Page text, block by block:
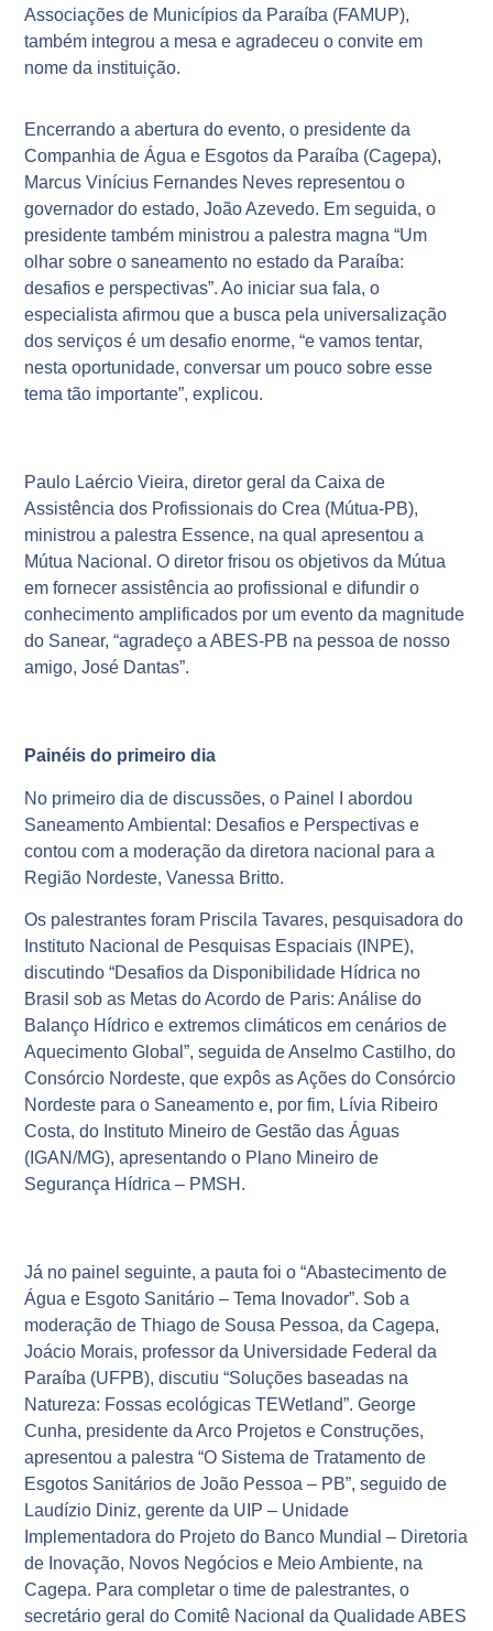
Associações de Municípios da Paraíba (FAMUP),
também integrou a mesa e agradeceu o convite em
nome da instituição.
Encerrando a abertura do evento, o presidente da
Companhia de Água e Esgotos da Paraíba (Cagepa),
Marcus Vinícius Fernandes Neves representou o
governador do estado, João Azevedo. Em seguida, o
presidente também ministrou a palestra magna “Um
olhar sobre o saneamento no estado da Paraíba:
desafios e perspectivas”. Ao iniciar sua fala, o
especialista afirmou que a busca pela universalização
dos serviços é um desafio enorme, “e vamos tentar,
nesta oportunidade, conversar um pouco sobre esse
tema tão importante”, explicou.
Paulo Laércio Vieira, diretor geral da Caixa de
Assistência dos Profissionais do Crea (Mútua-PB),
ministrou a palestra Essence, na qual apresentou a
Mútua Nacional. O diretor frisou os objetivos da Mútua
em fornecer assistência ao profissional e difundir o
conhecimento amplificados por um evento da magnitude
do Sanear, “agradeço a ABES-PB na pessoa de nosso
amigo, José Dantas”.
Painéis do primeiro dia
No primeiro dia de discussões, o Painel I abordou
Saneamento Ambiental: Desafios e Perspectivas e
contou com a moderação da diretora nacional para a
Região Nordeste, Vanessa Britto.
Os palestrantes foram Priscila Tavares, pesquisadora do
Instituto Nacional de Pesquisas Espaciais (INPE),
discutindo “Desafios da Disponibilidade Hídrica no
Brasil sob as Metas do Acordo de Paris: Análise do
Balanço Hídrico e extremos climáticos em cenários de
Aquecimento Global”, seguida de Anselmo Castilho, do
Consórcio Nordeste, que expôs as Ações do Consórcio
Nordeste para o Saneamento e, por fim, Lívia Ribeiro
Costa, do Instituto Mineiro de Gestão das Águas
(IGAN/MG), apresentando o Plano Mineiro de
Segurança Hídrica – PMSH.
Já no painel seguinte, a pauta foi o “Abastecimento de
Água e Esgoto Sanitário – Tema Inovador”. Sob a
moderação de Thiago de Sousa Pessoa, da Cagepa,
Joácio Morais, professor da Universidade Federal da
Paraíba (UFPB), discutiu “Soluções baseadas na
Natureza: Fossas ecológicas TEWetland”. George
Cunha, presidente da Arco Projetos e Construções,
apresentou a palestra “O Sistema de Tratamento de
Esgotos Sanitários de João Pessoa – PB”, seguido de
Laudízio Diniz, gerente da UIP – Unidade
Implementadora do Projeto do Banco Mundial – Diretoria
de Inovação, Novos Negócios e Meio Ambiente, na
Cagepa. Para completar o time de palestrantes, o
secretário geral do Comitê Nacional da Qualidade ABES